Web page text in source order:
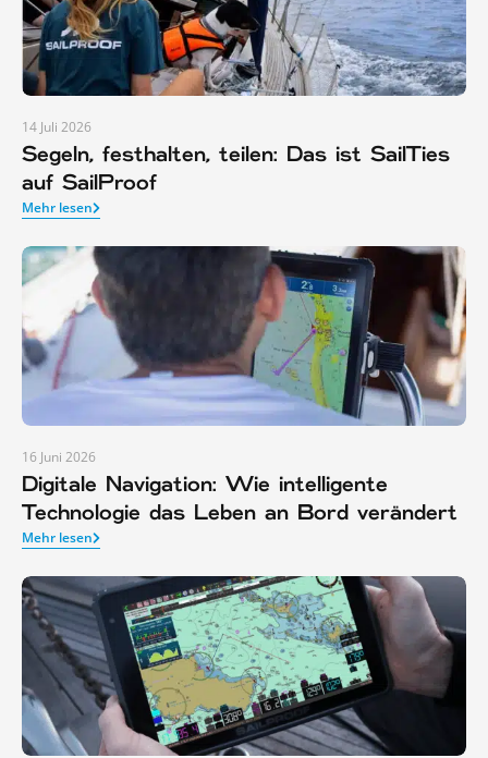
14 Juli 2026
Segeln, festhalten, teilen: Das ist SailTies
auf SailProof
Mehr lesen
16 Juni 2026
Digitale Navigation: Wie intelligente
Technologie das Leben an Bord verändert
Mehr lesen